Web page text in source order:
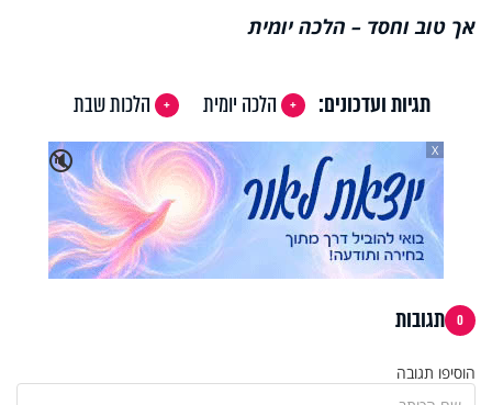
אך טוב וחסד – הלכה יומית
תגיות ועדכונים: הלכה יומית
הלכות שבת
🔇
X
0 תגובות
הוסיפו תגובה